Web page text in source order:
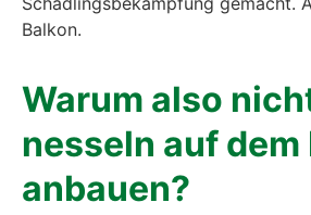
War­um also
nes­seln auf dem
anbau­en?